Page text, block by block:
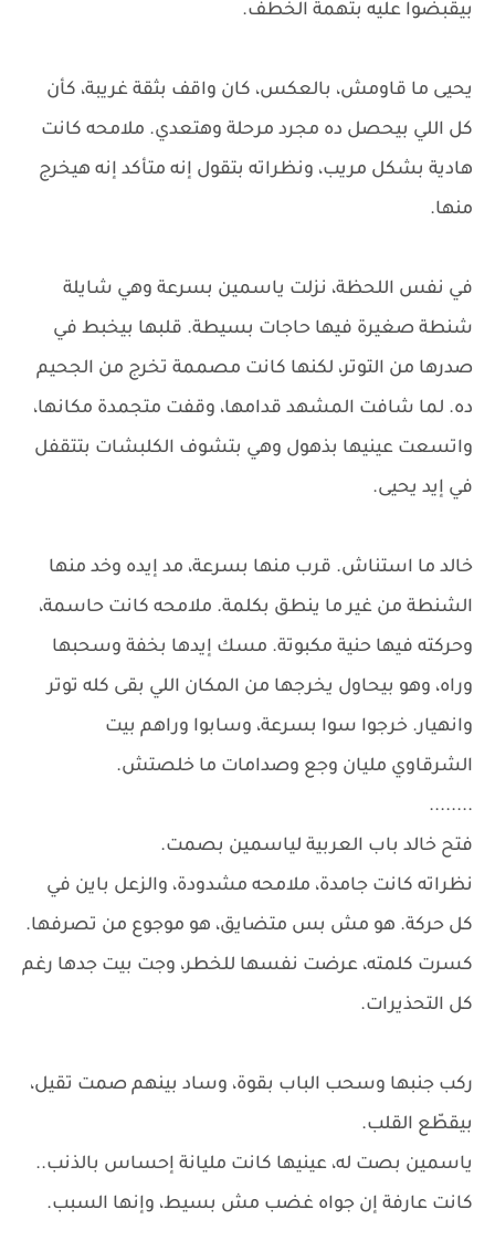
بيقبضوا عليه بتهمة الخطف.
يحيى ما قاومش، بالعكس، كان واقف بثقة غريبة، كأن
كل اللي بيحصل ده مجرد مرحلة وهتعدي. ملامحه كانت
هادية بشكل مريب، ونظراته بتقول إنه متأكد إنه هيخرج
منها.
في نفس اللحظة، نزلت ياسمين بسرعة وهي شايلة
شنطة صغيرة فيها حاجات بسيطة. قلبها بيخبط في
صدرها من التوتر، لكنها كانت مصممة تخرج من الجحيم
ده. لما شافت المشهد قدامها، وقفت متجمدة مكانها،
واتسعت عينيها بذهول وهي بتشوف الكلبشات بتتقفل
في إيد يحيى.
خالد ما استناش. قرب منها بسرعة، مد إيده وخد منها
الشنطة من غير ما ينطق بكلمة. ملامحه كانت حاسمة،
وحركته فيها حنية مكبوتة. مسك إيدها بخفة وسحبها
وراه، وهو بيحاول يخرجها من المكان اللي بقى كله توتر
وانهيار. خرجوا سوا بسرعة، وسابوا وراهم بيت
الشرقاوي مليان وجع وصدامات ما خلصتش.
........
فتح خالد باب العربية لياسمين بصمت.
نظراته كانت جامدة، ملامحه مشدودة، والزعل باين في
كل حركة. هو مش بس متضايق، هو موجوع من تصرفها.
كسرت كلمته، عرضت نفسها للخطر، وجت بيت جدها رغم
كل التحذيرات.
ركب جنبها وسحب الباب بقوة، وساد بينهم صمت تقيل،
بيقطّع القلب.
ياسمين بصت له، عينيها كانت مليانة إحساس بالذنب..
كانت عارفة إن جواه غضب مش بسيط، وإنها السبب.